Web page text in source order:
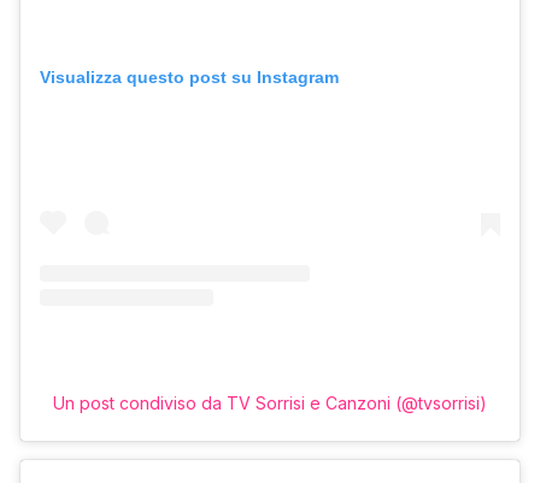
Visualizza questo post su Instagram
Un post condiviso da TV Sorrisi e Canzoni (@tvsorrisi)